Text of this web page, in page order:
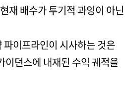
재 배수가 투기적 과잉이 아닌
이프라인이 시사하는 것은
던스에 내재된 수익 궤적을